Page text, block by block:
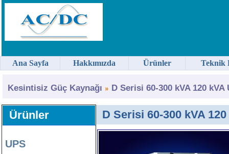
Kesintisiz Güç Kaynağı D Serisi 60-300 kVA 120 kVA
Ürünler
UPS
D Serisi 60-300 kVA
Ana Sayfa Hakkımızda Ürünler Teknik